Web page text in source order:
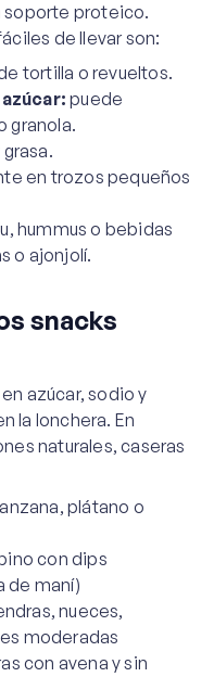
soporte proteico.
de llevar son:
tortilla o revueltos.
puede
granola.
en trozos pequeños
hummus o bebidas
o ajonjolí.
snacks
azúcar, sodio y
la lonchera. En
naturales, caseras
plátano o
con dips
de maní)
nueces,
moderadas
con avena y sin